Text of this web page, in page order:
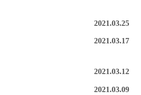
2021.03.25
2021.03.17
2021.03.12
2021.03.09